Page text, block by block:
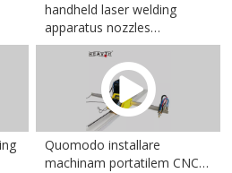
handheld laser welding
apparatus nozzles
introduction
Quomodo installare
machinam portatilem CNC